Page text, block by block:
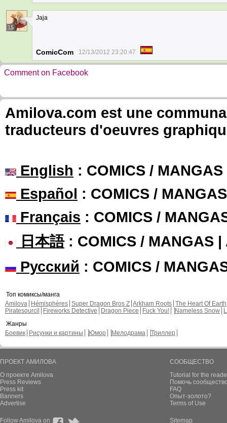
15
Jaja
ComicCom 12/13/2012 23:20:47
Comment on Facebook
Amilova.com est une
traducteurs d'oeuvres
English : COMICS /
Español : COMICS /
Français : COMICS /
日本語: COMICS / MANGAS |
Русский : COMICS /
Топ комиксы/манга
Amilova
Hémisphères Super Dragon Bros Z Arkham Roots The Heart Of Earth
Piratesourcil
Fireworks Detective Dragon Piece Fuck You! Nameless Snow
Жанры
Боевик
Рисунки и картины Юмор Мелодрама Триллер
ПРОЕКТ АМИЛОВА
О проекте Amilova
Press Reviews
Press kit
Banners
Advertise
СООБЩЕСТВО
Tutorial for the
Помочь
FAQ
Опыт-золото?
Terms of Use
Follow Amilova on Sitemap